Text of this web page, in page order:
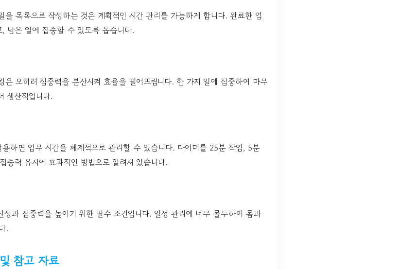
목록으로 작성하는 것은 계획적인 시간 관리를 가능하게 합니다. 완료한 업
남은 일에 집중할 수 있도록 돕습니다.
은 오히려 집중력을 분산시켜 효율을 떨어뜨립니다. 한 가지 일에 집중하여 마무
생산적입니다.
하면 업무 시간을 체계적으로 관리할 수 있습니다. 타이머를 25분 작업, 5분
중력 유지에 효과적인 방법으로 알려져 있습니다.
과 집중력을 높이기 위한 필수 조건입니다. 일정 관리에 너무 몰두하여 몸과
.
참고 자료